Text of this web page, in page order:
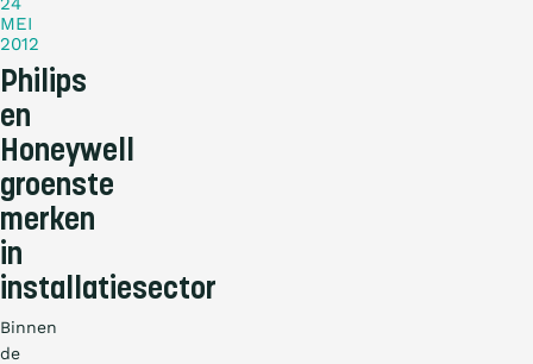
MEI
2012
Philips
en
Honeywell
groenste
merken
in
installatiesector
Binnen
de